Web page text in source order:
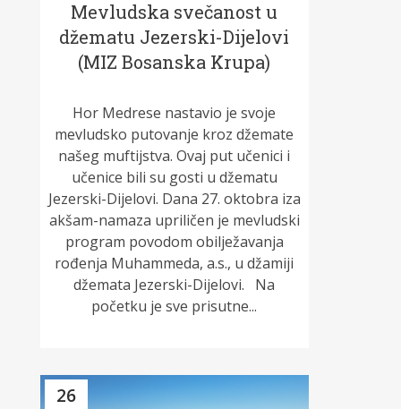
Mevludska svečanost u
džematu Jezerski-Dijelovi
(MIZ Bosanska Krupa)
Hor Medrese nastavio je svoje
mevludsko putovanje kroz džemate
našeg muftijstva. Ovaj put učenici i
učenice bili su gosti u džematu
Jezerski-Dijelovi. Dana 27. oktobra iza
akšam-namaza upriličen je mevludski
program povodom obilježavanja
rođenja Muhammeda, a.s., u džamiji
džemata Jezerski-Dijelovi. Na
početku je sve prisutne...
26